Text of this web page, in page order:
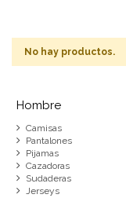
No hay productos.
Hombre
Camisas
Pantalones
Pijamas
Cazadoras
Sudaderas
Jerseys